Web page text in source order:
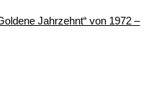
Jahrzehnt“ von 1972 –